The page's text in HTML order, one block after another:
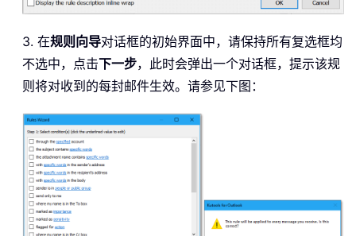
3. 在规则向导对话框的初始界面中，请保持所有复选框均
不选中，点击下一步，此时会弹出一个对话框，提示该规
则将对收到的每封邮件生效。请参见下图：